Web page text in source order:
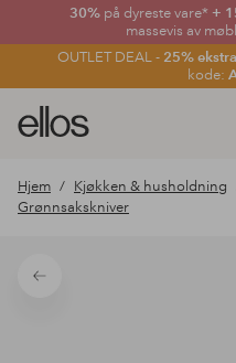
30% på dyreste vare* +
massevis av
OUTLET DEAL - 25%
kode:
Ellos
logo
gå
Hjem Kjøkken & husholdning
Grønnsakskniver
Tilbake